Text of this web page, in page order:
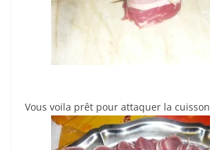
Vous voila prêt pour attaquer la cuisson